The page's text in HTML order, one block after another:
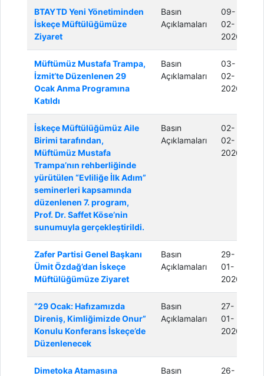
BTAYTD Yeni Yönetiminden
İskeçe Müftülüğümüze
Ziyaret
Basın
Açıklamaları
09-
02-
2026
Müftümüz Mustafa Trampa,
İzmit’te Düzenlenen 29
Ocak Anma Programına
Katıldı
Basın
Açıklamaları
03-
02-
2026
İskeçe Müftülüğümüz Aile
Birimi tarafından,
Müftümüz Mustafa
Trampa’nın rehberliğinde
yürütülen “Evliliğe İlk Adım”
seminerleri kapsamında
düzenlenen 7. program,
Prof. Dr. Saffet Köse’nin
sunumuyla gerçekleştirildi.
Basın
Açıklamaları
02-
02-
2026
Zafer Partisi Genel Başkanı
Ümit Özdağ’dan İskeçe
Müftülüğümüze Ziyaret
Basın
Açıklamaları
29-
01-
2026
“29 Ocak: Hafızamızda
Direniş, Kimliğimizde Onur”
Konulu Konferans İskeçe’de
Düzenlenecek
Basın
Açıklamaları
27-
01-
2026
Dimetoka Atamasına
Basın
26-